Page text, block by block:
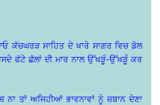
ਕੱਚਘਰੜ ਸਾਹਿਤ ਦੇ ਖਾਰੇ ਸਾਗਰ ਵਿਚ ਡੋਲ
ਫੱਟੇ ਛੱਲਾਂ ਦੀ ਮਾਰ ਨਾਲ ਉੱਖੜੂੰ-ਉੱਖੜੂੰ ਕਰ
ਨਾ ਤਾਂ ਅਜਿਹੀਆਂ ਭਾਵਨਾਵਾਂ ਨੂੰ ਜ਼ਬਾਨ ਦੇਣਾ